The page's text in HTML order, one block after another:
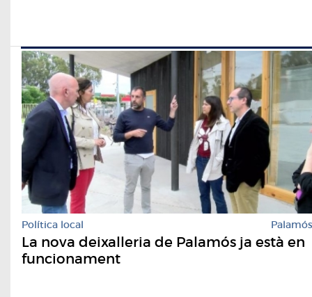
Política local Palamós
La nova deixalleria de Palamós ja està en
funcionament